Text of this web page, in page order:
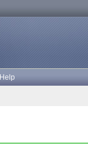
Help